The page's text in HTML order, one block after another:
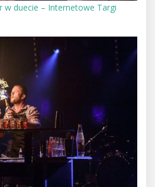
w duecie – Internetowe Targi